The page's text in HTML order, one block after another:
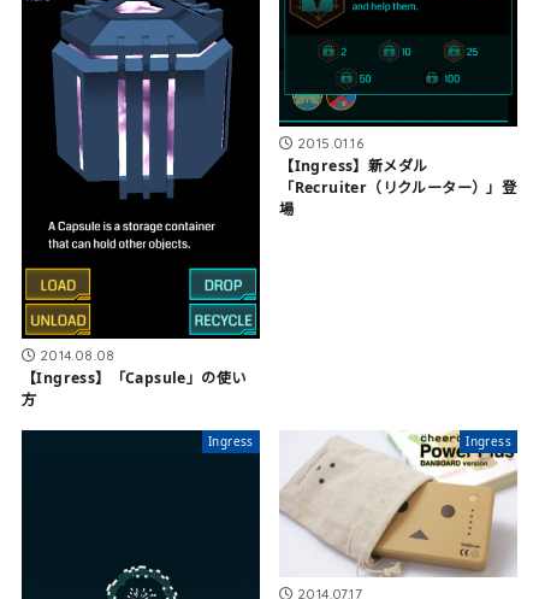
2014.08.08
【Ingress】「Capsule」の使い
方
2015.01.16
【Ingress】新メダル
「Recruiter（リクルーター）」登
場
Ingress Ingress
2014.07.17